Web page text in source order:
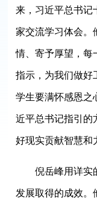
来，习近平总书记
家交流学习体会。
情、寄予厚望，每
指示，为我们做好
学生要满怀感恩之
近平总书记指引的
好现实贡献智慧和
倪岳峰用详实
发展取得的成效。